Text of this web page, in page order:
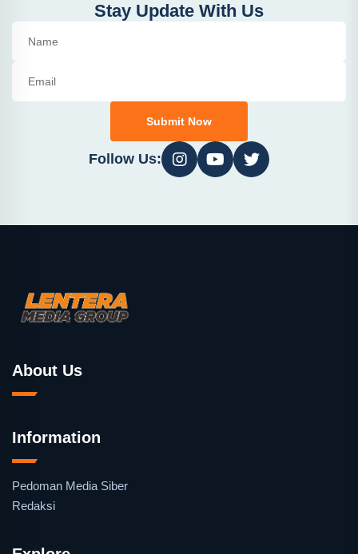
Stay Update With Us
Submit Now
Follow Us:
About Us
Information
Pedoman Media Siber
Redaksi